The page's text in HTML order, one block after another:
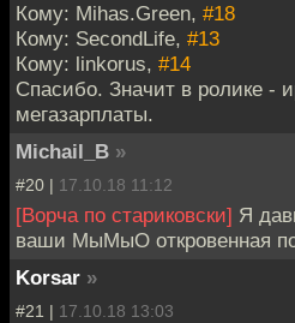
Кому: Mihas.Green, #18
Кому: SecondLife, #13
Кому: linkorus, #14
Спасибо. Значит в ролике -
мегазарплаты.
Michail_B »
#20 | 17.10.18 11:12
[Ворча по стариковски] Я
ваши МыМыО откровенная
Korsar »
#21 | 17.10.18 13:03